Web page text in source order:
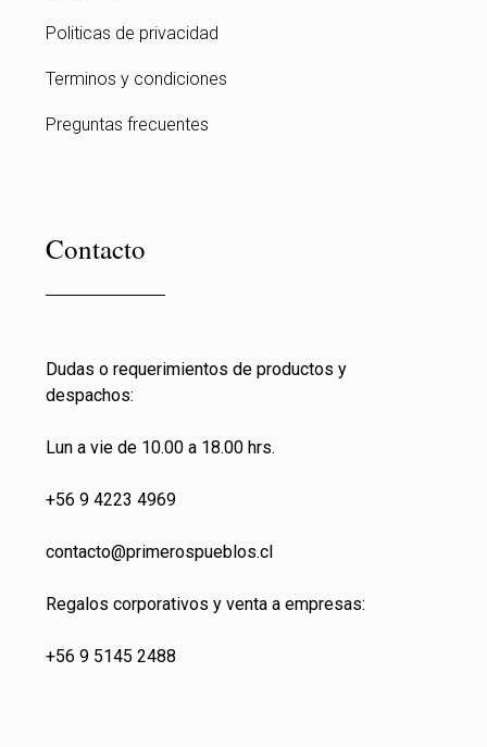
Politicas de privacidad
Terminos y condiciones
Preguntas frecuentes
Contacto
Dudas o requerimientos de productos y
despachos:
Lun a vie de 10.00 a 18.00 hrs.
+56 9 4223 4969
contacto@primerospueblos.cl
Regalos corporativos y venta a empresas:
+56 9 5145 2488